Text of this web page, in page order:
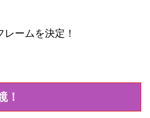
ームを決定！
！